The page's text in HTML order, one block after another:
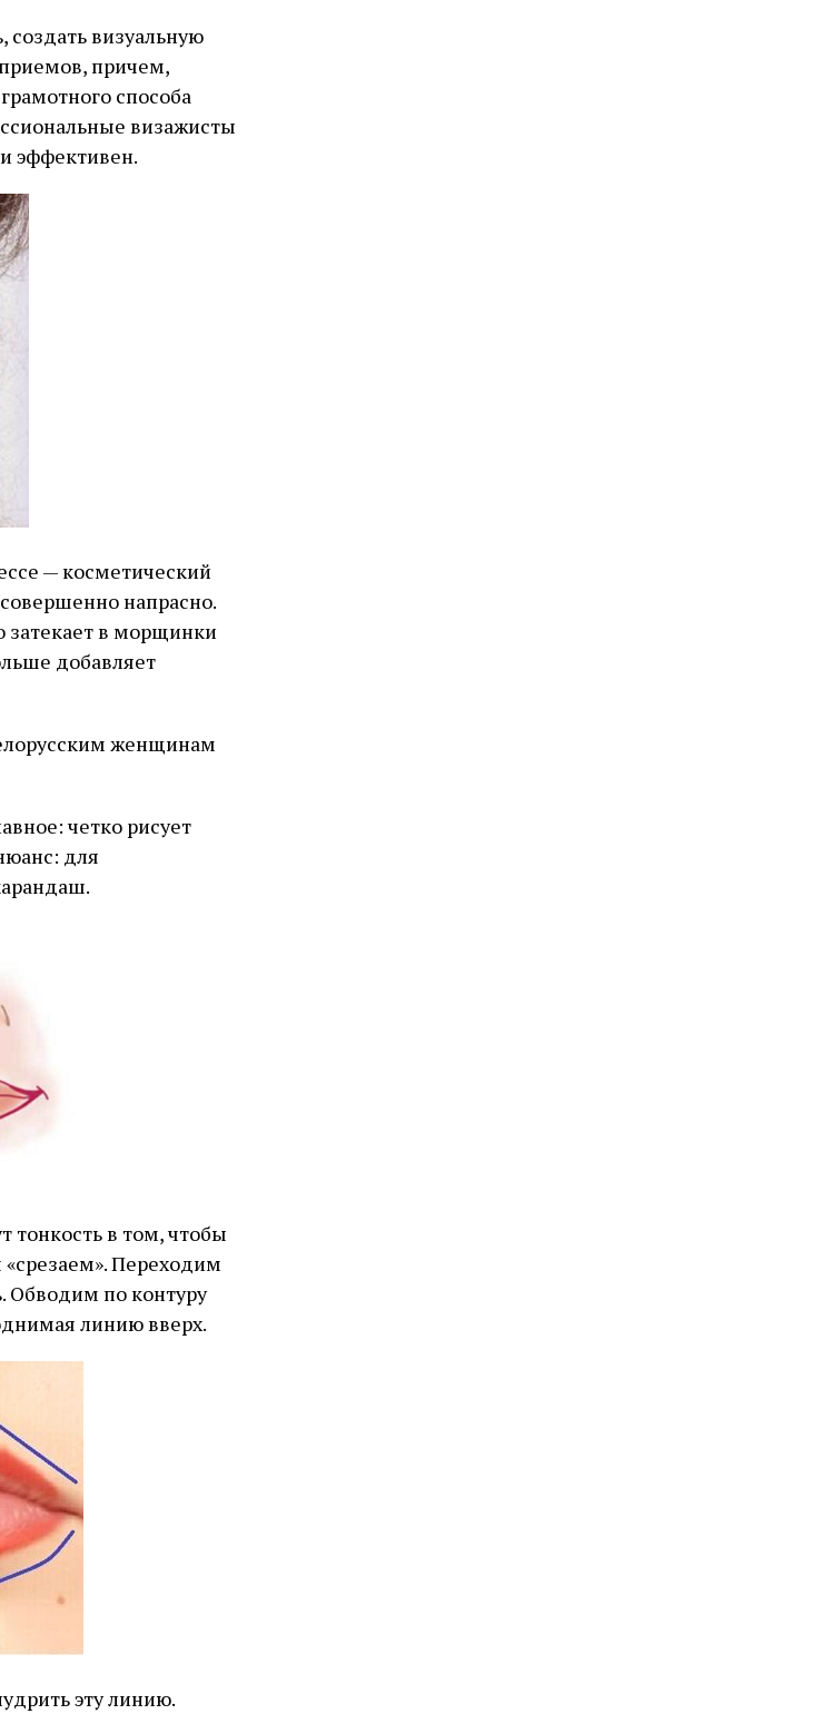
создать визуальную
причем,
способа
визажисты
эффективен.
— косметический
напрасно.
затекает в морщинки
добавляет
женщинам
четко рисует
для
тонкость в том, чтобы
Переходим
Обводим по контуру
линию вверх.
эту линию.